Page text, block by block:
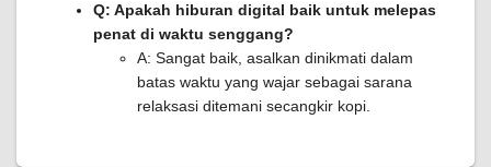
Q: Apakah hiburan digital baik untuk melepas
penat di waktu senggang?
A: Sangat baik, asalkan dinikmati dalam
batas waktu yang wajar sebagai sarana
relaksasi ditemani secangkir kopi.